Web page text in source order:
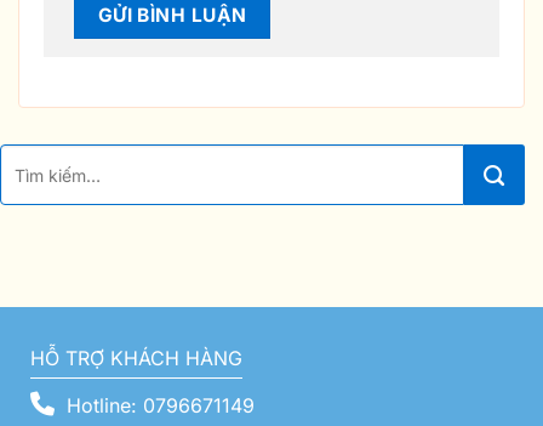
HỖ TRỢ KHÁCH HÀNG
Hotline: 0796671149